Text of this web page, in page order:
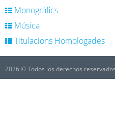
Monogràfics
Música
Titulacions Homologades
2026 © Todos los derechos reservados